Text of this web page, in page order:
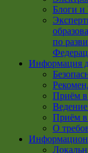
Блоги и
по
Информация
Приём
Приём
О